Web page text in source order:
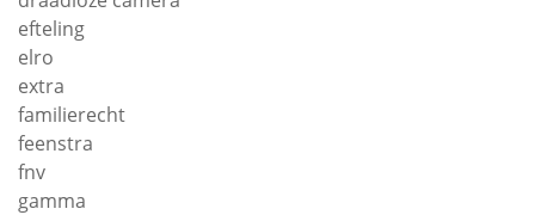
efteling
elro
extra
familierecht
feenstra
fnv
gamma